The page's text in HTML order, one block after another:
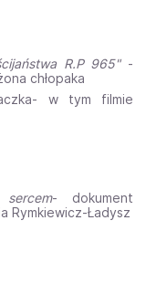
R.P 965" -
chłopaka
w tym filmie
- dokument
Rymkiewicz-Ładysz